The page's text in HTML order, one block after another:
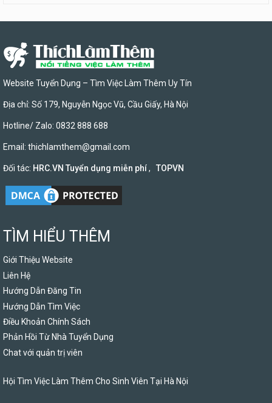
Website Tuyển Dụng – Tìm Việc Làm Thêm Uy Tín
Địa chỉ: Số 179, Nguyễn Ngọc Vũ, Cầu Giấy, Hà Nội
Hotline/ Zalo: 0832 888 688
Email: thichlamthem@gmail.com
Đối tác: HRC.VN Tuyển dụng miễn phí, TOPVN
TÌM HIỂU THÊM
Giới Thiệu Website
Liên Hệ
Hướng Dẫn Đăng Tin
Hướng Dẫn Tìm Việc
Điều Khoản Chính Sách
Phản Hồi Từ Nhà Tuyển Dụng
Chat với quản trị viên
Hội Tìm Việc Làm Thêm Cho Sinh Viên Tại Hà Nội